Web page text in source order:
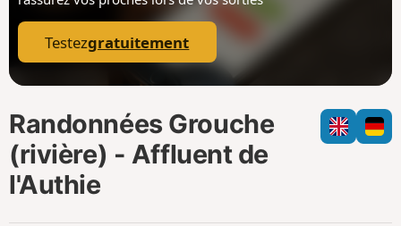
p
Testezgratuitement
Randonnées Grouche
(rivière) - Affluent de
l'Authie